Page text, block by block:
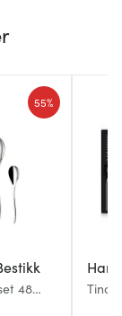
48
55%
Tina